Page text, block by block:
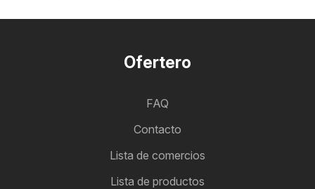
Ofertero
FAQ
Contacto
Lista de comercios
Lista de productos